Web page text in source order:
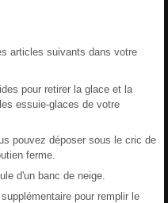
articles suivants dans votre
pour retirer la glace et la
essuie-glaces de votre
pouvez déposer sous le cric de
ferme.
d'un banc de neige.
pour remplir le